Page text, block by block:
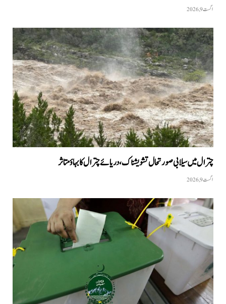
اگست 9, 2026
چترال میں سیلابی صورتحال تشویشناک، دریائے چترال کا بہاؤ متاثر
اگست 9, 2026